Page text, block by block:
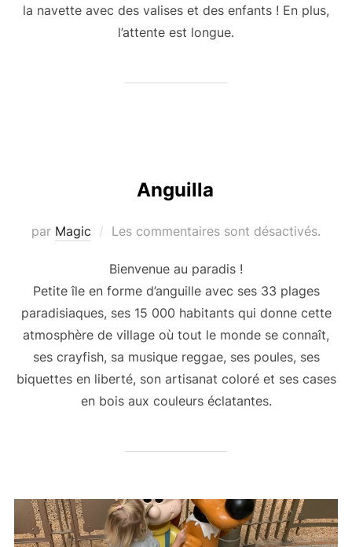
la navette avec des valises et des enfants ! En plus,
l’attente est longue.
Anguilla
par Magic Les commentaires sont désactivés.
Bienvenue au paradis !
Petite île en forme d’anguille avec ses 33 plages
paradisiaques, ses 15 000 habitants qui donne cette
atmosphère de village où tout le monde se connaît,
ses crayfish, sa musique reggae, ses poules, ses
biquettes en liberté, son artisanat coloré et ses cases
en bois aux couleurs éclatantes.